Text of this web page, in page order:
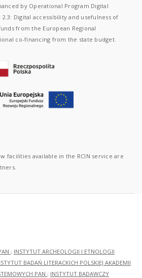
by Operational Program Digital
2.3: Digital accessibility and usefulness of
from the European Regional
co-financing from the state budget.
facilities available in the RCIN service are
; INSTYTUT ARCHEOLOGII I ETNOLOGII
BADAŃ LITERACKICH POLSKIEJ AKADEMII
PAN ; INSTYTUT BADAWCZY